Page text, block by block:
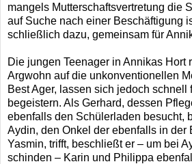
mangels Mutterschaftsvertretung die
auf Suche nach einer Beschäftigung
schließlich dazu, gemeinsam für
Die jungen Teenager in Annikas Hort
Argwohn auf die unkonventionellen
Best Ager, lassen sich jedoch schnell
begeistern. Als Gerhard, dessen
ebenfalls den Schülerladen besucht,
Aydin, den Onkel der ebenfalls in der
Yasmin, trifft, beschließt er – um bei
schinden – Karin und Philippa